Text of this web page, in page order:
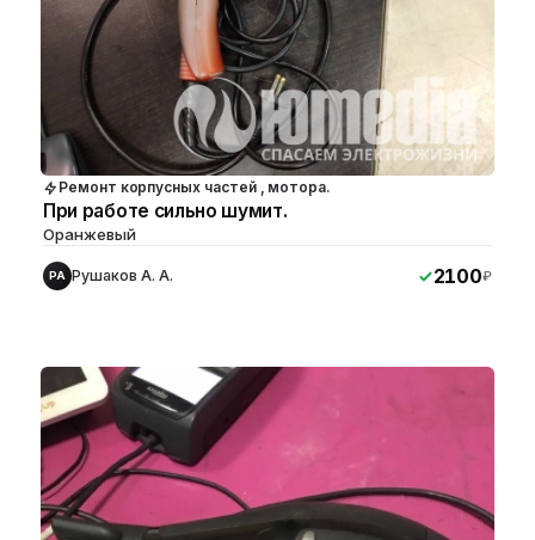
Ремонт корпусных частей , мотора.
При работе сильно шумит.
Оранжевый
РА Рушаков А. А. 2100₽